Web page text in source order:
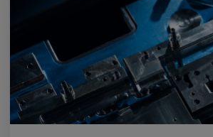
Externe Medien
Notwendig, um Inhalte von
Plattformen anzuzeigen.
Google Maps